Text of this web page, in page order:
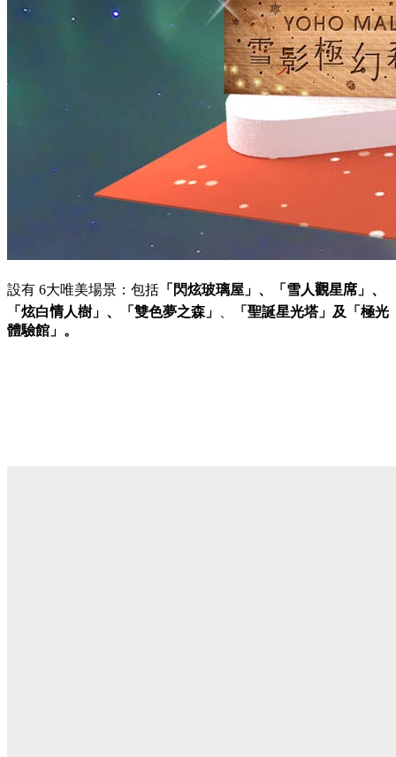
設有 6大唯美場景：包括 「閃炫玻璃屋」、「雪人觀星席 」、
「炫白情人樹」、 「雙色夢之森」 「聖誕星光塔」及
「極光
體驗館」。